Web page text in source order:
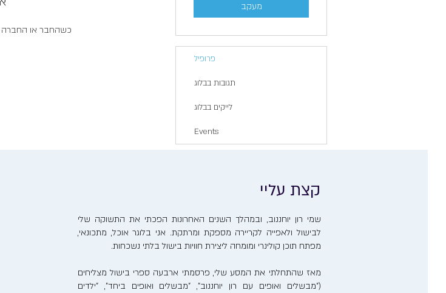
כשהחבר או החברה
מעקב
פרופיל
תגובות בבלוג
לייקים בבלוג
Events
קצת עליי
שמי רון יוחננוב, ובמהלך השנים האחרונות הפכתי את התשוקה שלי
לבישול ולאפייה לקריירה מספקת ומרתקת. אני בלוגר אוכל, מתכונאי,
מפתח תוכן קולינרי ומומחה ליצירת חוויות בישול בלתי נשכחות.
מאז שהתחלתי את המסע שלי, פרסמתי ארבעה ספרי בישול מצליחים
("מבשלים ואופים עם רון יוחננוב", "מבשלים ואופים ביחד", "ילדים